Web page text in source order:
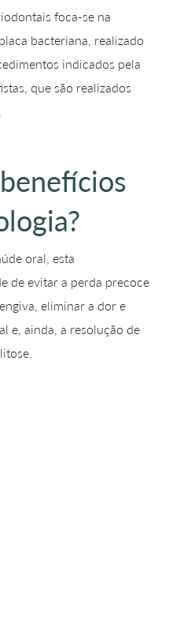
foca-se na
bacteriana, realizado
indicados pela
que são realizados
oral, esta
de evitar a perda precoce
eliminar a dor e
e, ainda, a resolução de